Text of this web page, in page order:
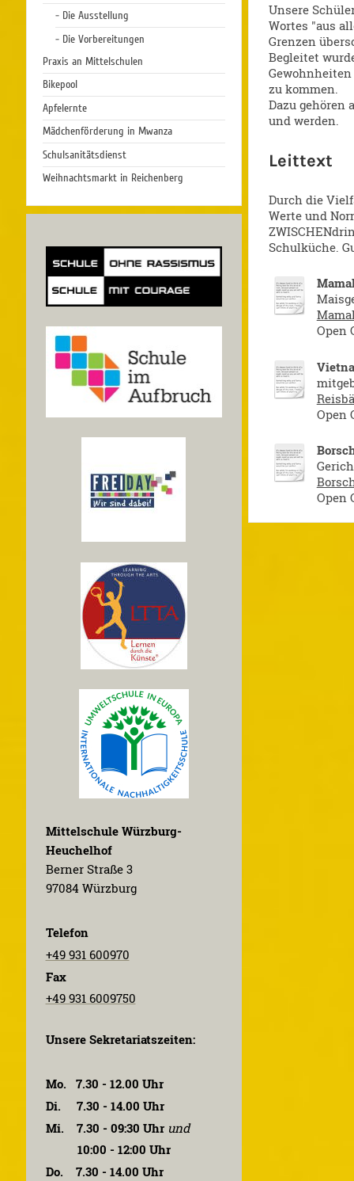
Unsere
Wortes "aus
Grenzen
Begleitet
zu kommen.
Dazu gehören
und werden.
Leittext
Durch die
Werte und
Schulküche.
Open
Open
Open
- Die Ausstellung
- Die Vorbereitungen
Praxis an Mittelschulen
Bikepool
Apfelernte
Mädchenförderung in Mwanza
Schulsanitätsdienst
Weihnachtsmarkt in Reichenberg
Mittelschule Würzburg-
Heuchelhof
Berner Straße 3
97084 Würzburg
Telefon
+49 931 600970
Fax
+49 931 6009750
Unsere Sekretariatszeiten:
Mo. 7.30 - 12.00 Uhr
Di. 7.30 - 14.00 Uhr
Mi. 7.30 - 09:30 Uhr und
10:00 - 12:00 Uhr
Do. 7.30 - 14.00 Uhr